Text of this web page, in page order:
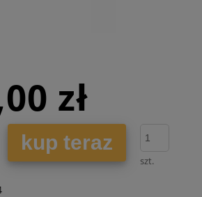
zł
kup teraz
szt.